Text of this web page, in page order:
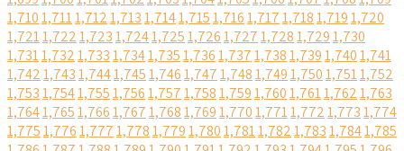
1,7101,7111,7121,7131,7141,7151,7161,7171,7181,7191,720
1,7211,7221,7231,7241,7251,7261,7271,7281,7291,730
1,7311,7321,7331,7341,7351,7361,7371,7381,7391,7401,741
1,7421,7431,7441,7451,7461,7471,7481,7491,7501,7511,752
1,7531,7541,7551,7561,7571,7581,7591,7601,7611,7621,763
1,7641,7651,7661,7671,7681,7691,7701,7711,7721,7731,774
1,7751,7761,7771,7781,7791,7801,7811,7821,7831,7841,785